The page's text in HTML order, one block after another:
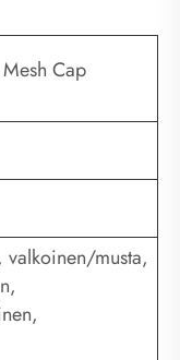
Cap
musta,